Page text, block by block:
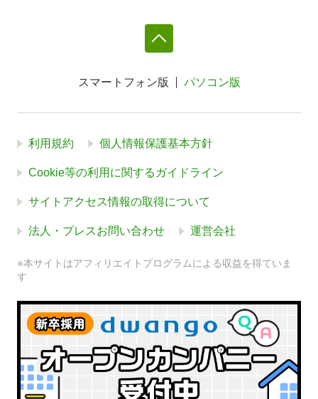
スマートフォン版 パソコン版
利用規約 個人情報保護基本方針
Cookie等の利用に関するガイドライン
サイトアクセス情報の取得について
法人・プレスお問い合わせ 運営会社
※本サイトはアフィリエイトプログラムによる収益を得ていま
す